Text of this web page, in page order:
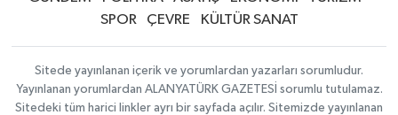
SPOR
ÇEVRE KÜLTÜR SANAT
Sitede yayınlanan içerik ve yorumlardan yazarları sorumludur.
Yayınlanan yorumlardan ALANYATÜRK GAZETESİ sorumlu tutulamaz.
Sitedeki tüm harici linkler ayrı bir sayfada açılır. Sitemizde yayınlanan